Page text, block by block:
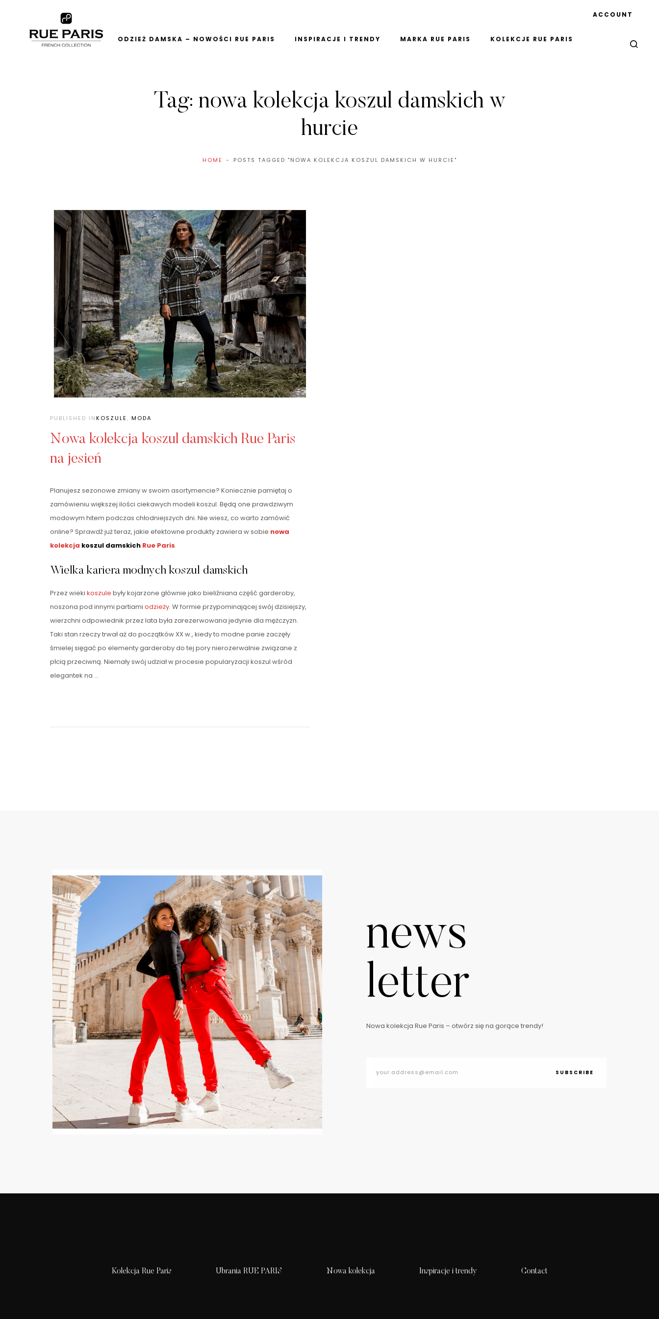
ODZIEŻ DAMSKA – NOWOŚCI RUE PARIS INSPIRACJE I TRENDY MARKA RUE PARIS KOLEKCJE RUE PARIS
ACCOUNT
Tag: nowa kolekcja koszul damskich w
hurcie
HOME POSTS TAGGED "NOWA KOLEKCJA KOSZUL DAMSKICH W HURCIE"
PUBLISHED INKOSZULE, MODA
Nowa kolekcja koszul damskich Rue Paris
na jesień
Planujesz sezonowe zmiany w swoim asortymencie? Koniecznie pamiętaj o
zamówieniu większej ilości ciekawych modeli koszul. Będą one prawdziwym
modowym hitem podczas chłodniejszych dni. Nie wiesz, co warto zamówić
online? Sprawdź już teraz, jakie efektowne produkty zawiera w sobie nowa
kolekcja koszul damskich Rue Paris.
Wielka kariera modnych koszul damskich
Przez wieki koszule były kojarzone głównie jako bieliźniana część garderoby,
noszona pod innymi partiami odzieży. W formie przypominającej swój dzisiejszy,
wierzchni odpowiednik przez lata była zarezerwowana jedynie dla mężczyzn.
Taki stan rzeczy trwał aż do początków XX w., kiedy to modne panie zaczęły
śmielej sięgać po elementy garderoby do tej pory nierozerwalnie związane z
płcią przeciwną. Niemały swój udział w procesie popularyzacji koszul wśród
elegantek na …
news
letter
Nowa kolekcja Rue Paris – otwórz się na gorące trendy!
SUBSCRIBE
Kolekcja Rue Paris Ubrania RUE PARIS Nowa kolekcja Inspiracje i trendy Contact